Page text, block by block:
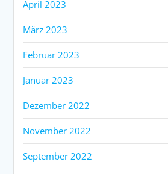
April 2023
März 2023
Februar 2023
Januar 2023
Dezember 2022
November 2022
September 2022